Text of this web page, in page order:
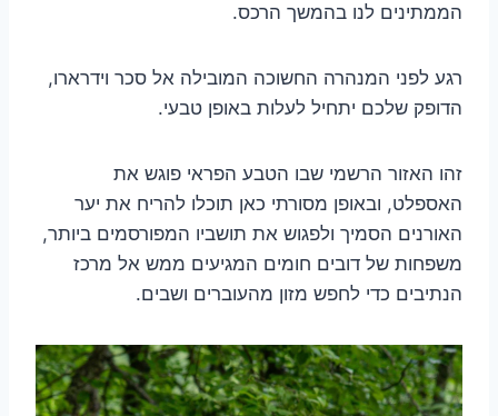
הממתינים לנו בהמשך הרכס.
רגע לפני המנהרה החשוכה המובילה אל סכר וידרארו,
הדופק שלכם יתחיל לעלות באופן טבעי.
זהו האזור הרשמי שבו הטבע הפראי פוגש את
האספלט, ובאופן מסורתי כאן תוכלו להריח את יער
האורנים הסמיך ולפגוש את תושביו המפורסמים ביותר,
משפחות של דובים חומים המגיעים ממש אל מרכז
הנתיבים כדי לחפש מזון מהעוברים ושבים.